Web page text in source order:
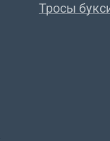
Тросы